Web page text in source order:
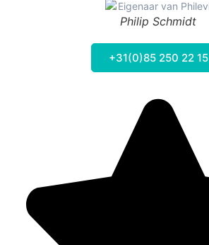
Philip Schmidt
+31(0)85 250 22 15